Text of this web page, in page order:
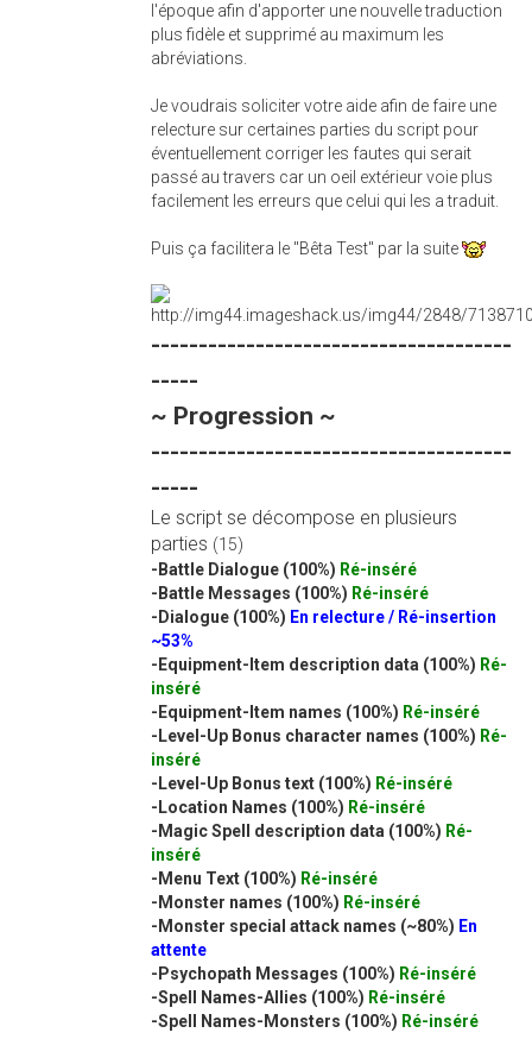
l'époque afin d'apporter une nouvelle traduction
plus fidèle et supprimé au maximum les
abréviations.
Je voudrais soliciter votre aide afin de faire une
relecture sur certaines parties du script pour
éventuellement corriger les fautes qui serait
passé au travers car un oeil extérieur voie plus
facilement les erreurs que celui qui les a traduit.
Puis ça facilitera le "Bêta Test" par la suite
--------------------------------------
-----
~ Progression ~
--------------------------------------
-----
Le script se décompose en plusieurs
parties (15)
-Battle Dialogue (100%) Ré-inséré
-Battle Messages (100%) Ré-inséré
-Dialogue (100%) En relecture / Ré-insertion
~53%
-Equipment-Item description data (100%) Ré-
inséré
-Equipment-Item names (100%) Ré-inséré
-Level-Up Bonus character names (100%) Ré-
inséré
-Level-Up Bonus text (100%) Ré-inséré
-Location Names (100%) Ré-inséré
-Magic Spell description data (100%) Ré-
inséré
-Menu Text (100%) Ré-inséré
-Monster names (100%) Ré-inséré
-Monster special attack names (~80%) En
attente
-Psychopath Messages (100%) Ré-inséré
-Spell Names-Allies (100%) Ré-inséré
-Spell Names-Monsters (100%) Ré-inséré